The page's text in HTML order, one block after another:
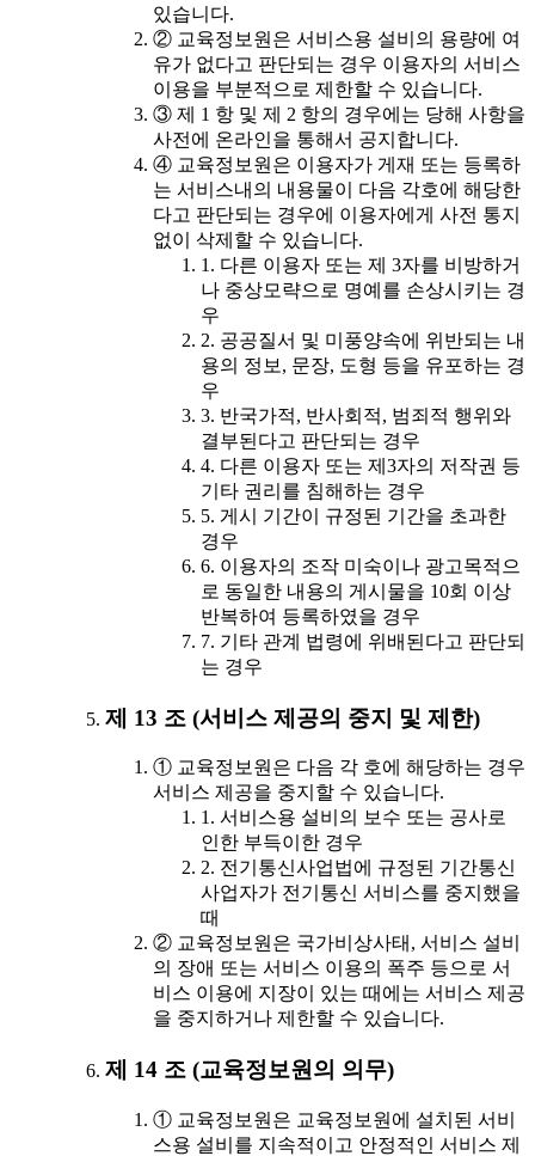
있습니다.
② 교육정보원은 서비스용 설비의 용량에 여
유가 없다고 판단되는 경우 이용자의 서비스
이용을 부분적으로 제한할 수 있습니다.
③ 제 1 항 및 제 2 항의 경우에는 당해 사항을
사전에 온라인을 통해서 공지합니다.
④ 교육정보원은 이용자가 게재 또는 등록하
는 서비스내의 내용물이 다음 각호에 해당한
다고 판단되는 경우에 이용자에게 사전 통지
없이 삭제할 수 있습니다.
1. 다른 이용자 또는 제 3자를 비방하거
나 중상모략으로 명예를 손상시키는 경
우
2. 공공질서 및 미풍양속에 위반되는 내
용의 정보, 문장, 도형 등을 유포하는 경
우
3. 반국가적, 반사회적, 범죄적 행위와
결부된다고 판단되는 경우
4. 다른 이용자 또는 제3자의 저작권 등
기타 권리를 침해하는 경우
5. 게시 기간이 규정된 기간을 초과한
경우
6. 이용자의 조작 미숙이나 광고목적으
로 동일한 내용의 게시물을 10회 이상
반복하여 등록하였을 경우
7. 기타 관계 법령에 위배된다고 판단되
는 경우
제 13 조 (서비스 제공의 중지 및 제한)
① 교육정보원은 다음 각 호에 해당하는 경우
서비스 제공을 중지할 수 있습니다.
1. 서비스용 설비의 보수 또는 공사로
인한 부득이한 경우
2. 전기통신사업법에 규정된 기간통신
사업자가 전기통신 서비스를 중지했을
때
② 교육정보원은 국가비상사태, 서비스 설비
의 장애 또는 서비스 이용의 폭주 등으로 서
비스 이용에 지장이 있는 때에는 서비스 제공
을 중지하거나 제한할 수 있습니다.
제 14 조 (교육정보원의 의무)
① 교육정보원은 교육정보원에 설치된 서비
스용 설비를 지속적이고 안정적인 서비스 제